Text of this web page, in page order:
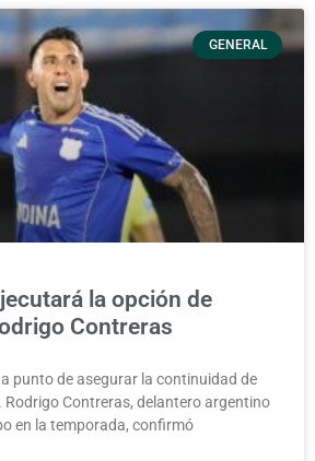
GENERAL
la opción de
Contreras
punto de asegurar la continuidad de
Rodrigo Contreras, delantero argentino
en la temporada, confirmó